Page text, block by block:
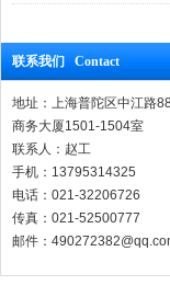
联系我们 Contact
地址：上海普陀区中江路
商务大厦1501-1504室
联系人：赵工
手机：13795314325
电话：021-32206726
传真：021-52500777
邮件：